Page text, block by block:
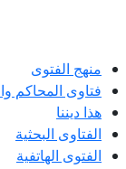
منهج الفتوى
فتاوى المحاكم
هذا ديننا
الفتاوى البحثية
الفتوى الهاتفية